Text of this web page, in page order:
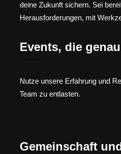
deine Zukunft sichern. Sei
Herausforderungen, mit
Events, die
Nutze unsere Erfahrung und
Team zu entlasten.
Gemeinschaft